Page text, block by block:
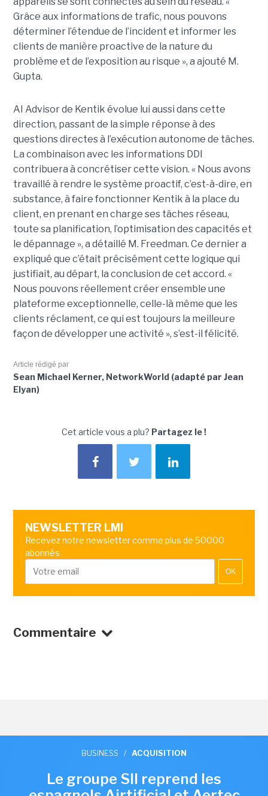
Grâce aux informations de trafic, nous pouvons
déterminer l’étendue de l’incident et informer les
clients de manière proactive de la nature du
problème et de l’exposition au risque », a ajouté M.
Gupta.
AI Advisor de Kentik évolue lui aussi dans cette
direction, passant de la simple réponse à des
questions directes à l’exécution autonome de tâches.
La combinaison avec les informations DDI
contribuera à concrétiser cette vision. « Nous avons
travaillé à rendre le système proactif, c’est-à-dire, en
substance, à faire fonctionner Kentik à la place du
client, en prenant en charge ses tâches réseau,
toute sa planification, l’optimisation des capacités et
le dépannage », a détaillé M. Freedman. Ce dernier a
expliqué que c’était précisément cette logique qui
justifiait, au départ, la conclusion de cet accord. «
Nous pouvons réellement créer ensemble une
plateforme exceptionnelle, celle-là même que les
clients réclament, ce qui est toujours la meilleure
façon de développer une activité », s’est-il félicité.
Article rédigé par
Sean Michael Kerner, NetworkWorld (adapté par Jean
Elyan)
Cet article vous a plu? Partagez le !
NEWSLETTER LMI
Recevez notre newsletter comme plus de 50000
abonnés
OK
Commentaire
BUSINESS / ACQUISITION
Le groupe SII reprend les